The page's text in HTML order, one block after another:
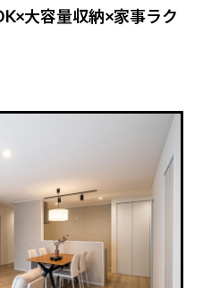
大容量収納×家事ラク